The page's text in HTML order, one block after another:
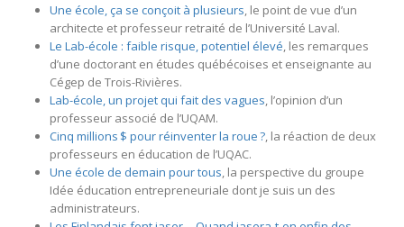
Une école, ça se conçoit à plusieurs , le point de vue d’un
architecte et professeur retraité de l’Université Laval.
Le Lab-école : faible risque, potentiel élevé , les remarques
d’une doctorant en études québécoises et enseignante au
Cégep de Trois-Rivières.
Lab-école, un projet qui fait des vagues , l’opinion d’un
professeur associé de l’UQAM.
Cinq millions $ pour réinventer la roue ? , la réaction de deux
professeurs en éducation de l’UQAC.
Une école de demain pour tous , la perspective du groupe
Idée éducation entrepreneuriale dont je suis un des
administrateurs.